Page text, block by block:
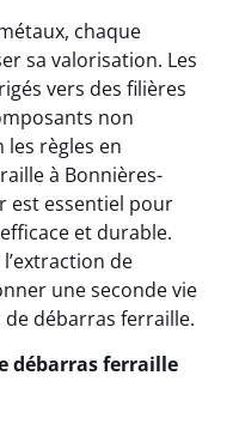
chaque
sa valorisation. Les
vers des filières
non
règles en
à Bonnières-
est essentiel pour
et durable.
de
une seconde vie
de débarras ferraille.
débarras ferraille